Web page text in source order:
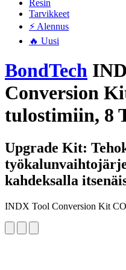
Resin
Tarvikkeet
⚡ Alennus
🔥 Uusi
BondTech
Conversion
tulostimiin, 8
Upgrade Kit:
kahdeksalla
INDX Tool Conversion Kit